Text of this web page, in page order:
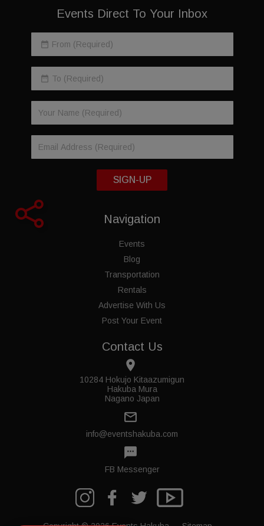
Contact Us
place
10284 Hokujo Kitaazumigun
Hakuba Mura
Nagano Japan
mail_outline
info@eventshakuba.com
textsms
FB Messenger
Events Direct To Your Inbox
SIGN-UP
Navigation
Events
Blog
Transportation
Rentals
Advertise With Us
Post Your Event